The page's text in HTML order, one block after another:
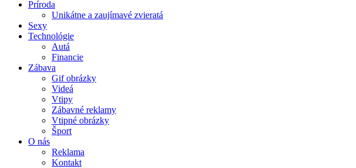
Príroda
Unikátne a zaujímavé zvieratá
Sexy
Technológie
Autá
Financie
Zábava
Gif obrázky
Videá
Vtipy
Zábavné reklamy
Vtipné obrázky
Šport
O nás
Reklama
Kontakt